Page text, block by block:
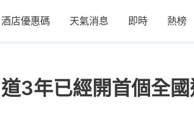
酒店優惠碼 天氣消息 即時 熱榜
3年已經開首個全